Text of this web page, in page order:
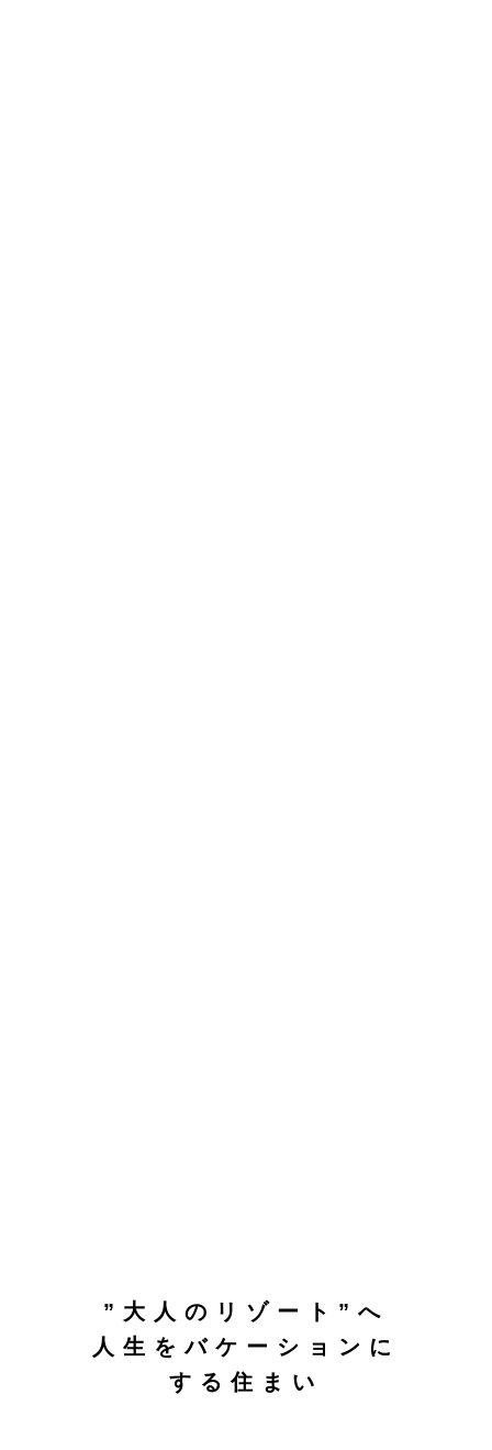
”大人のリゾート”へ
人生をバケーションに
する住まい